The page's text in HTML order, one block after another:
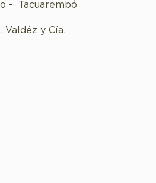
- Tacuarembó
Valdéz y Cía.